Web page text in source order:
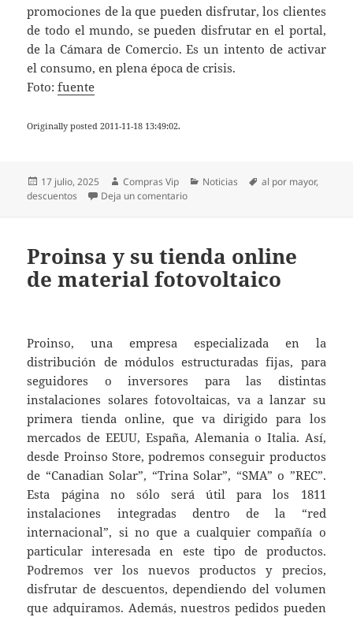
promociones de la que pueden disfrutar, los clientes
de todo el mundo, se pueden disfrutar en el portal,
de la Cámara de Comercio. Es un intento de activar
el consumo, en plena época de crisis.
Foto:fuente
Originally posted 2011-11-18 13:49:02.
Publicado
el
17 julio, 2025 Autor
Compras Vip Categorías
Noticias Etiquetas
al por mayor,
descuentos
Deja un comentarioen Los descuentos, al por mayor,
Proinsa y su tienda online
de material fotovoltaico
Proinso, una empresa especializada en la
distribución de módulos estructuradas fijas, para
seguidores o inversores para las distintas
instalaciones solares fotovoltaicas, va a lanzar su
primera tienda online, que va dirigido para los
mercados de EEUU, España, Alemania o Italia. Así,
desde Proinso Store, podremos conseguir productos
de “Canadian Solar”, “Trina Solar”, “SMA” o ”REC”.
Esta página no sólo será útil para los 1811
instalaciones integradas dentro de la “red
internacional”, si no que a cualquier compañía o
particular interesada en este tipo de productos.
Podremos ver los nuevos productos y precios,
disfrutar de descuentos, dependiendo del volumen
que adquiramos. Además, nuestros pedidos pueden